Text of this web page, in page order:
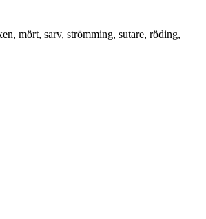
mört, sarv, strömming, sutare, röding,